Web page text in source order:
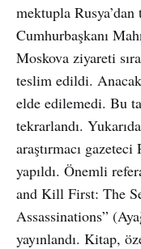
mektupla
Cumhurbaşkanı
Moskova ziyareti
teslim edildi.
elde edilemedi. Bu
tekrarlandı.
araştırmacı
yapıldı. Önemli
and Kill First: The
Assassinations”
yayınlandı. Kitap,